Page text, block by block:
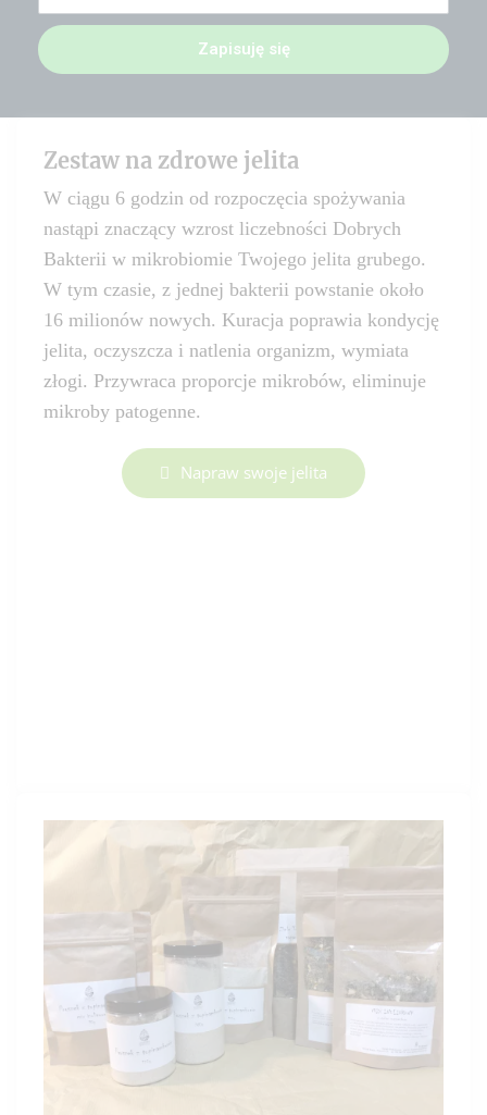
Zapisuję się
Zestaw na zdrowe jelita
W ciągu 6 godzin od rozpoczęcia spożywania
nastąpi znaczący wzrost liczebności Dobrych
Bakterii w mikrobiomie Twojego jelita grubego.
W tym czasie, z jednej bakterii powstanie około
16 milionów nowych. Kuracja poprawia kondycję
jelita, oczyszcza i natlenia organizm, wymiata
złogi. Przywraca proporcje mikrobów, eliminuje
mikroby patogenne.
Napraw swoje jelita